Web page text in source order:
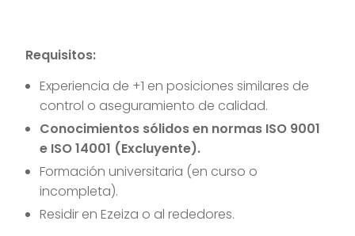
Requisitos:
Experiencia de +1 en posiciones similares de
control o aseguramiento de calidad.
Conocimientos sólidos en normas ISO 9001
e ISO 14001 (Excluyente).
Formación universitaria (en curso o
incompleta).
Residir en Ezeiza o al rededores.